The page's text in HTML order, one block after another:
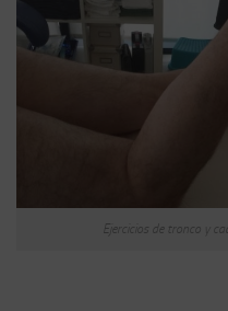
Ejercicios de tronco y